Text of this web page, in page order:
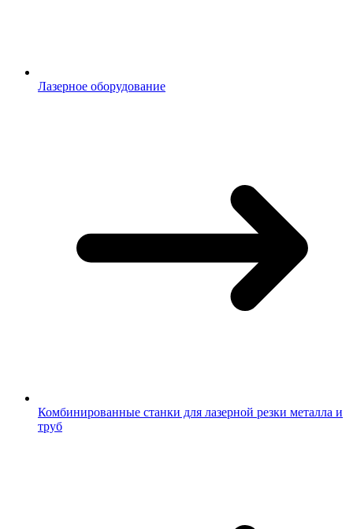
Лазерное оборудование
Комбинированные станки для лазерной резки металла и
труб